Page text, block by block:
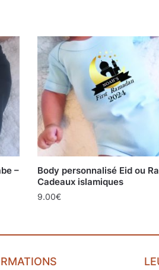
–
Body personnalisé Eid ou
Cadeaux islamiques
9.00€